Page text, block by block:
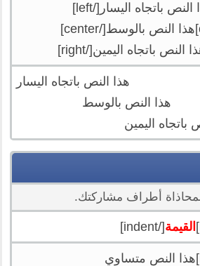
هذا النص باتجاه اليسار
هذا النص بالوسط
باتجاه اليمين
أطراف مشاركتك.
القيمة[/indent]
[indent]هذا النص متساوي